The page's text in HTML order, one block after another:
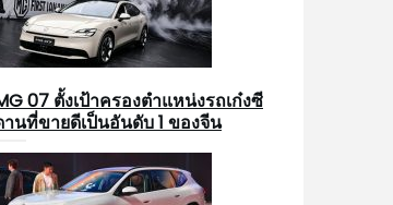
07 ตั้งเป้าครองตำแหน่งรถเก๋งซี
านที่ขายดีเป็นอันดับ 1 ของจีน